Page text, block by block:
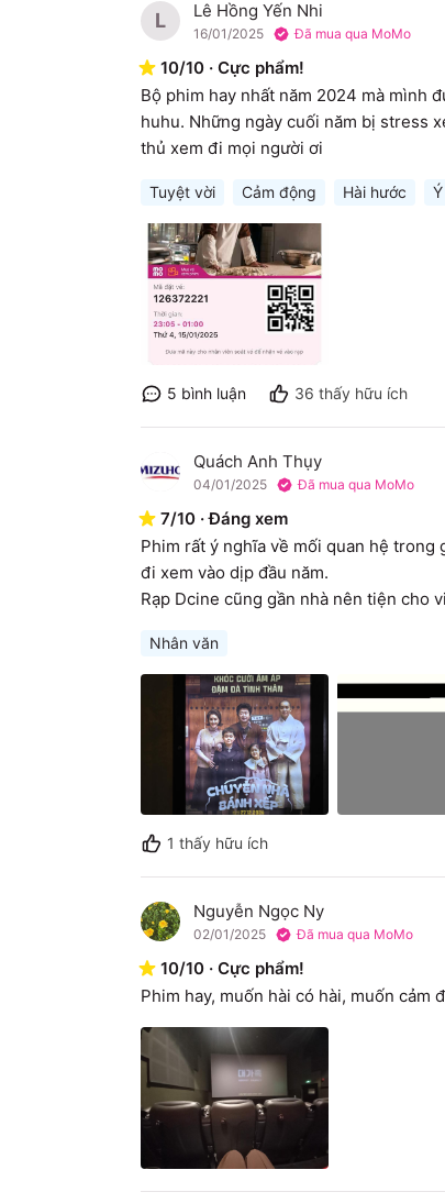
L Lê Hồng Yến Nhi
16/01/2025 Đã mua qua MoMo
10/10 · Cực phẩm!
Bộ phim hay nhất năm 2024 mà mình
huhu. Những ngày cuối năm bị stress
thủ xem đi mọi người ơi
Tuyệt vời Cảm động Hài hước
5 bình luận 36 thấy hữu ích
Q Quách Anh Thụy
04/01/2025 Đã mua qua MoMo
7/10 ·Đáng xem
Phim rất ý nghĩa về mối quan hệ
đi xem vào dịp đầu năm.
Rạp Dcine cũng gần nhà nên tiện cho
Nhân văn
1 thấy hữu ích
N Nguyễn Ngọc Ny
02/01/2025 Đã mua qua MoMo
10/10 · Cực phẩm!
Phim hay, muốn hài có hài, muốn